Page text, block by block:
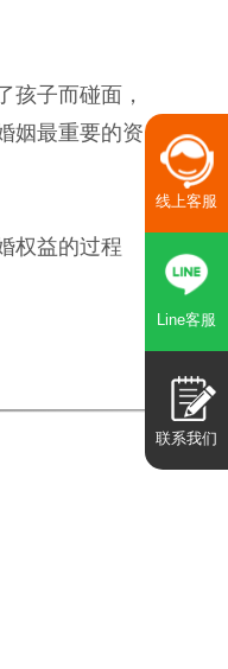
孩子而碰面，
姻最重要的资
权益的过程
线上客服
Line客服
联系我们